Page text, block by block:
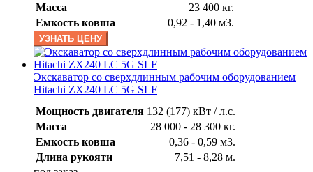
Масса
23 400 кг.
Емкость ковша
0,92 - 1,40 м3.
УЗНАТЬ ЦЕНУ
Экскаватор со сверхдлинным рабочим оборудованием
Hitachi ZX240 LC 5G SLF
Мощность двигателя 132 (177) кВт / л.с.
Масса
28 000 - 28 300 кг.
Емкость ковша
0,36 - 0,59 м3.
Длина рукояти
7,51 - 8,28 м.